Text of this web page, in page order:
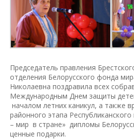
Председатель правления
отделения Белорусского фонда
Николаевна поздравила всех
Международным Днем защиты
началом летних каникул, а также
районного этапа
– мир в стране» дипломы
ценные подарки.